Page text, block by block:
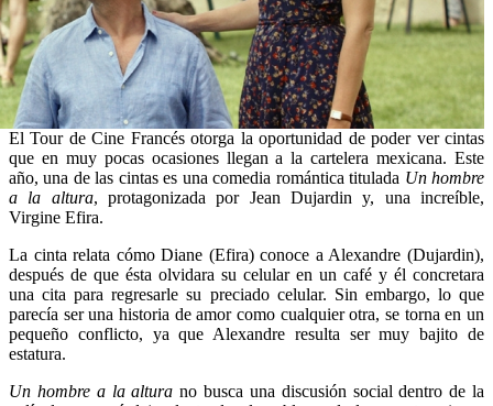
El Tour de Cine Francés otorga la oportunidad de poder ver cintas
que en muy pocas ocasiones llegan a la cartelera mexicana. Este
año, una de las cintas es una comedia romántica titulada Un hombre
a la altura, protagonizada por Jean Dujardin y, una increíble,
Virgine Efira.
La cinta relata cómo Diane (Efira) conoce a Alexandre (Dujardin),
después de que ésta olvidara su celular en un café y él concretara
una cita para regresarle su preciado celular. Sin embargo, lo que
parecía ser una historia de amor como cualquier otra, se torna en un
pequeño conflicto, ya que Alexandre resulta ser muy bajito de
estatura.
Un hombre a la altura no busca una discusión social dentro de la